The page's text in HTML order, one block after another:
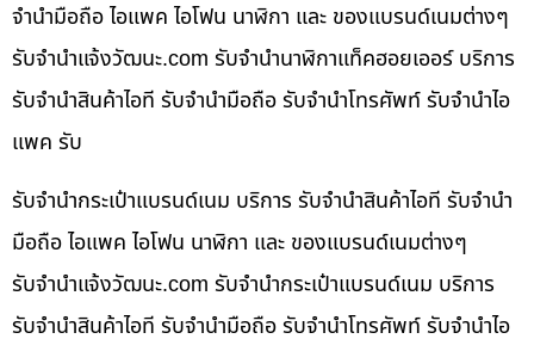
จำนำมือถือ ไอแพค ไอโฟน นาฬิกา และ ของแบรนด์เนมต่างๆ
รับจํานําแจ้งวัฒนะ.com รับจำนำนาฬิกาแท็คฮอยเออร์ บริการ
รับจำนำสินค้าไอที รับจำนำมือถือ รับจำนำโทรศัพท์ รับจำนำไอ
แพค รับ
รับจำนำกระเป๋าแบรนด์เนม บริการ รับจำนำสินค้าไอที รับจำนำ
มือถือ ไอแพค ไอโฟน นาฬิกา และ ของแบรนด์เนมต่างๆ
รับจํานําแจ้งวัฒนะ.com รับจำนำกระเป๋าแบรนด์เนม บริการ
รับจำนำสินค้าไอที รับจำนำมือถือ รับจำนำโทรศัพท์ รับจำนำไอ